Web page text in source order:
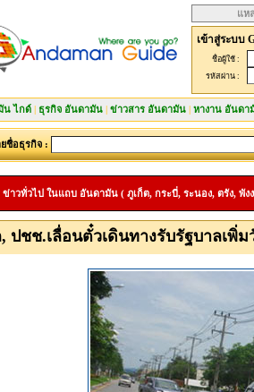
แห
เข้าสู่ระบบ
ชื่อผู้ใช้ :
รหัสผ่าน :
น ไกด์ | ธุรกิจ อันดามัน | ข่าวสาร อันดามัน | หางาน อันดา
ยชื่อธุรกิจ :
ข่าวทั่วไป ในแถบ อันดามัน ( ภูเก็ต, กระบี่, ระนอง, ตรัง, พัง
ปชช.เลื่อนตั๋วเดินทางรับรัฐบาลเพิ่